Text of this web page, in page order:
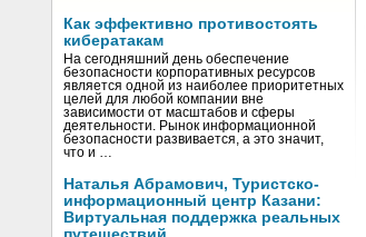
Как эффективно противостоять
кибератакам
На сегодняшний день обеспечение
безопасности корпоративных ресурсов
является одной из наиболее приоритетных
целей для любой компании вне
зависимости от масштабов и сферы
деятельности. Рынок информационной
безопасности развивается, а это значит,
что и …
Наталья Абрамович, Туристско-
информационный центр Казани:
Виртуальная поддержка реальных